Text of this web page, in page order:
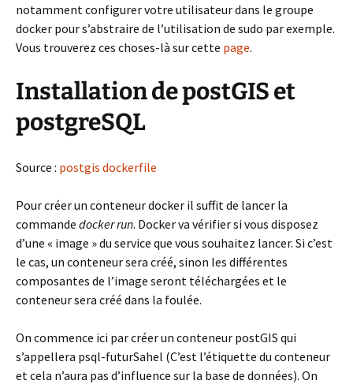
notamment configurer votre utilisateur dans le groupe
docker pour s’abstraire de l’utilisation de sudo par exemple.
Vous trouverez ces choses-là sur cette page.
Installation de postGIS et
postgreSQL
Source : postgis dockerfile
Pour créer un conteneur docker il suffit de lancer la
commande docker run. Docker va vérifier si vous disposez
d’une « image » du service que vous souhaitez lancer. Si c’est
le cas, un conteneur sera créé, sinon les différentes
composantes de l’image seront téléchargées et le
conteneur sera créé dans la foulée.
On commence ici par créer un conteneur postGIS qui
s’appellera psql-futurSahel (C’est l’étiquette du conteneur
et cela n’aura pas d’influence sur la base de données). On